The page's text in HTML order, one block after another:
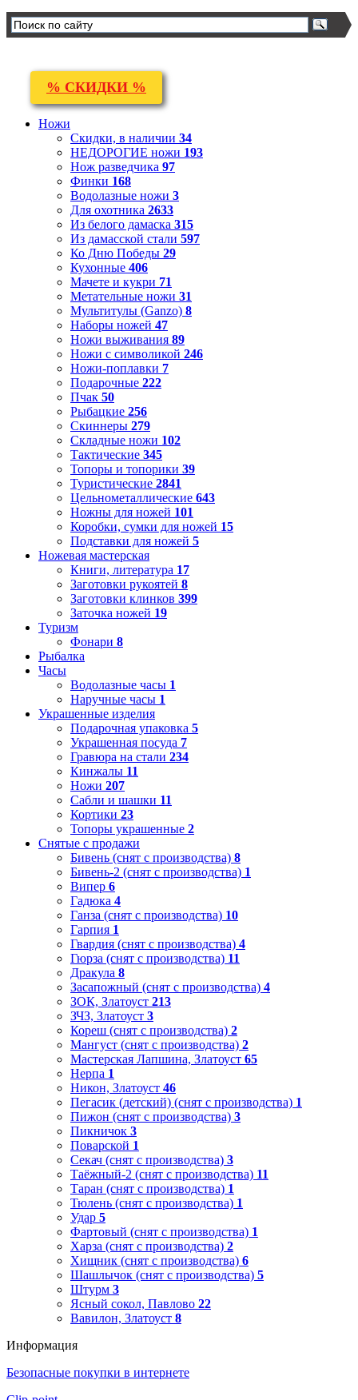
% СКИДКИ %
Ножи
Скидки, в наличии 34
НЕДОРОГИЕ ножи 193
Нож разведчика 97
Финки 168
Водолазные ножи 3
Для охотника 2633
Из белого дамаска 315
Из дамасской стали 597
Ко Дню Победы 29
Кухонные 406
Мачете и кукри 71
Метательные ножи 31
Мультитулы (Ganzo) 8
Наборы ножей 47
Ножи выживания 89
Ножи с символикой 246
Ножи-поплавки 7
Подарочные 222
Пчак 50
Рыбацкие 256
Скиннеры 279
Складные ножи 102
Тактические 345
Топоры и топорики 39
Туристические 2841
Цельнометаллические 643
Ножны для ножей 101
Коробки, сумки для ножей 15
Подставки для ножей 5
Ножевая мастерская
Книги, литература 17
Заготовки рукоятей 8
Заготовки клинков 399
Заточка ножей 19
Туризм
Фонари 8
Рыбалка
Часы
Водолазные часы 1
Наручные часы 1
Украшенные изделия
Подарочная упаковка 5
Украшенная посуда 7
Гравюра на стали 234
Кинжалы 11
Ножи 207
Сабли и шашки 11
Кортики 23
Топоры украшенные 2
Снятые с продажи
Бивень (снят с производства) 8
Бивень-2 (снят с производства) 1
Випер 6
Гадюка 4
Ганза (снят с производства) 10
Гарпия 1
Гвардия (снят с производства) 4
Гюрза (снят с производства) 11
Дракула 8
Засапожный (снят с производства) 4
ЗОК, Златоуст 213
ЗЧЗ, Златоуст 3
Кореш (снят с производства) 2
Мангуст (снят с производства) 2
Мастерская Лапшина, Златоуст 65
Нерпа 1
Никон, Златоуст 46
Пегасик (детский) (снят с производства) 1
Пижон (снят с производства) 3
Пикничок 3
Поварской 1
Секач (снят с производства) 3
Таёжный-2 (снят с производства) 11
Таран (снят с производства) 1
Тюлень (снят с производства) 1
Удар 5
Фартовый (снят с производства) 1
Харза (снят с производства) 2
Хищник (снят с производства) 6
Шашлычок (снят с производства) 5
Штурм 3
Ясный сокол, Павлово 22
Вавилон, Златоуст 8
Информация
Безопасные покупки в интернете